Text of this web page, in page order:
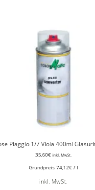
Piaggio 1/7 Viola 400ml
35,60€ inkl. MwSt.
Grundpreis 74,12€/ l
inkl. MwSt.